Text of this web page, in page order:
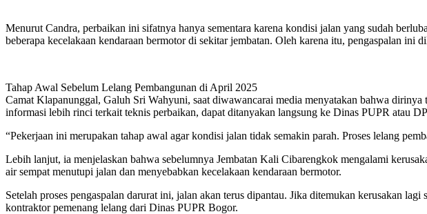
Menurut Candra, perbaikan ini sifatnya hanya sementara karena kondisi jalan yang sudah
beberapa kecelakaan kendaraan bermotor di sekitar jembatan. Oleh karena itu, pengaspalan
Tahap Awal Sebelum Lelang Pembangunan di April 2025
Camat Klapanunggal, Galuh Sri Wahyuni, saat diwawancarai media menyatakan bahwa
informasi lebih rinci terkait teknis perbaikan, dapat ditanyakan langsung ke Dinas PUPR atau
“Pekerjaan ini merupakan tahap awal agar kondisi jalan tidak semakin parah. Proses lelang
Lebih lanjut, ia menjelaskan bahwa sebelumnya Jembatan Kali Cibarengkok mengalami
air sempat menutupi jalan dan menyebabkan kecelakaan kendaraan bermotor.
Setelah proses pengaspalan darurat ini, jalan akan terus dipantau. Jika ditemukan kerusakan
kontraktor pemenang lelang dari Dinas PUPR Bogor.